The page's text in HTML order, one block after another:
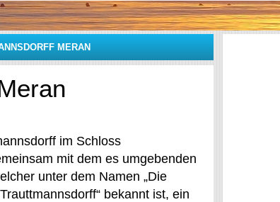
MERAN
im Schloss
mit dem es umgebenden
unter dem Namen „Die
bekannt ist, ein